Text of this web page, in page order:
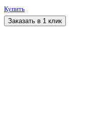
Купить
Заказать в 1 клик